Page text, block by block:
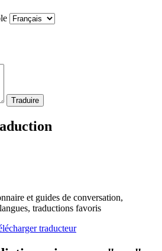
et guides de conversation,
traductions favoris